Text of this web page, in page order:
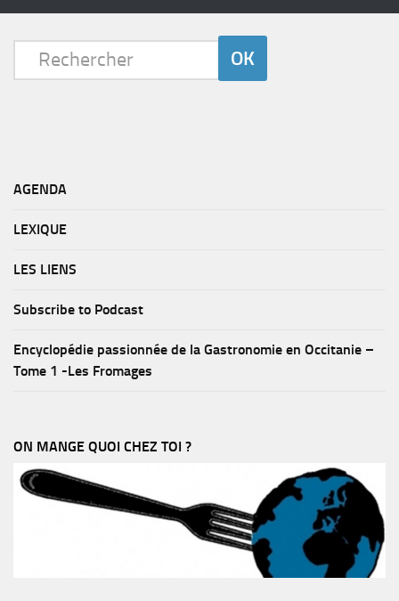
AGENDA
LEXIQUE
LES LIENS
Subscribe to Podcast
Encyclopédie passionnée de la Gastronomie en Occitanie –
Tome 1 -Les Fromages
ON MANGE QUOI CHEZ TOI ?